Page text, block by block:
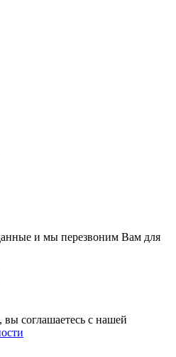
и мы перезвоним Вам для
соглашаетесь с нашей